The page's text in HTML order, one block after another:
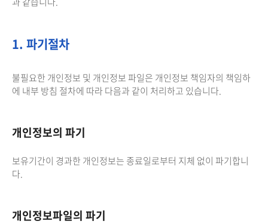
1. 파기절차
불필요한 개인정보 및 개인정보 파일은 개인정보 책임자의 책임하
에 내부 방침 절차에 따라 다음과 같이 처리하고 있습니다.
개인정보의 파기
보유기간이 경과한 개인정보는 종료일로부터 지체 없이 파기합니
다.
개인정보파일의 파기